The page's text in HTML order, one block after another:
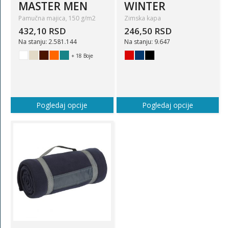
MASTER MEN
Pamučna majica, 150 g/m2
432,10 RSD
Na stanju: 2.581.144
+ 18 Boje
Pogledaj opcije
WINTER
Zimska kapa
246,50 RSD
Na stanju: 9.647
Pogledaj opcije